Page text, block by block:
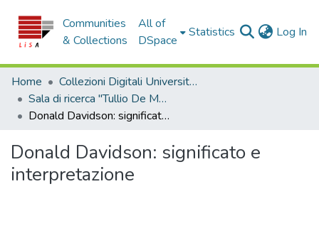
Communities
& Collections
All of
DSpace
Statistics Log In
Home
Collezioni Digitali Università della Calabria
Sala di ricerca "Tullio De Mauro"
Donald Davidson: significato e interpretazione
Donald Davidson: significato e
interpretazione